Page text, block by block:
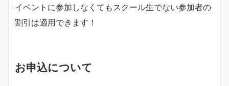
イベントに参加しなくてもスクール生でない参加者の
割引は適用できます！
お申込について